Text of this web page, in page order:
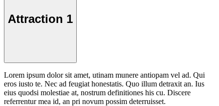
Attraction 1
Lorem ipsum dolor sit amet, utinam munere antiopam vel ad. Qui
eros iusto te. Nec ad feugiat honestatis. Quo illum detraxit an. Ius
eius quodsi molestiae at, nostrum definitiones his cu. Discere
referrentur mea id, an pri novum possim deterruisset.